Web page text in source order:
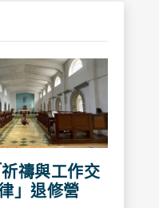
禱與工作交
」退修營